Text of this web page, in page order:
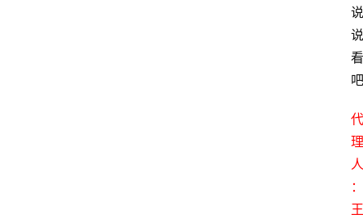
说
说
看
吧
代
理
人
：
王